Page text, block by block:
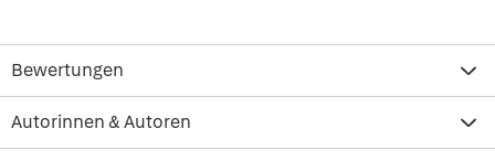
Bewertungen
Autorinnen & Autoren